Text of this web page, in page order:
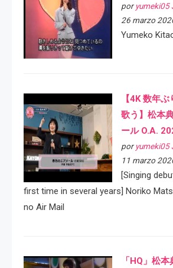
por yumeki05
26 marzo
Yumeko
【4K 数年
歌う】松本
ール O.A.
por yumeki05
11 marzo
[Singing
first time in several years] Noriko
no Air Mail
「HQ」松